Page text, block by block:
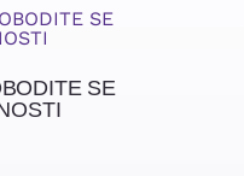
SE